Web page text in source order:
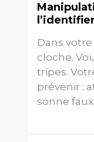
Dans
cloche.
tripes.
prévenir :
sonne